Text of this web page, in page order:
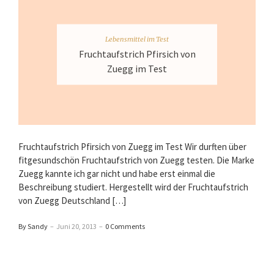
Lebensmittel im Test
Fruchtaufstrich Pfirsich von
Zuegg im Test
Fruchtaufstrich Pfirsich von Zuegg im Test Wir durften über
fitgesundschön Fruchtaufstrich von Zuegg testen. Die Marke
Zuegg kannte ich gar nicht und habe erst einmal die
Beschreibung studiert. Hergestellt wird der Fruchtaufstrich
von Zuegg Deutschland […]
By Sandy – Juni 20, 2013 – 0 Comments